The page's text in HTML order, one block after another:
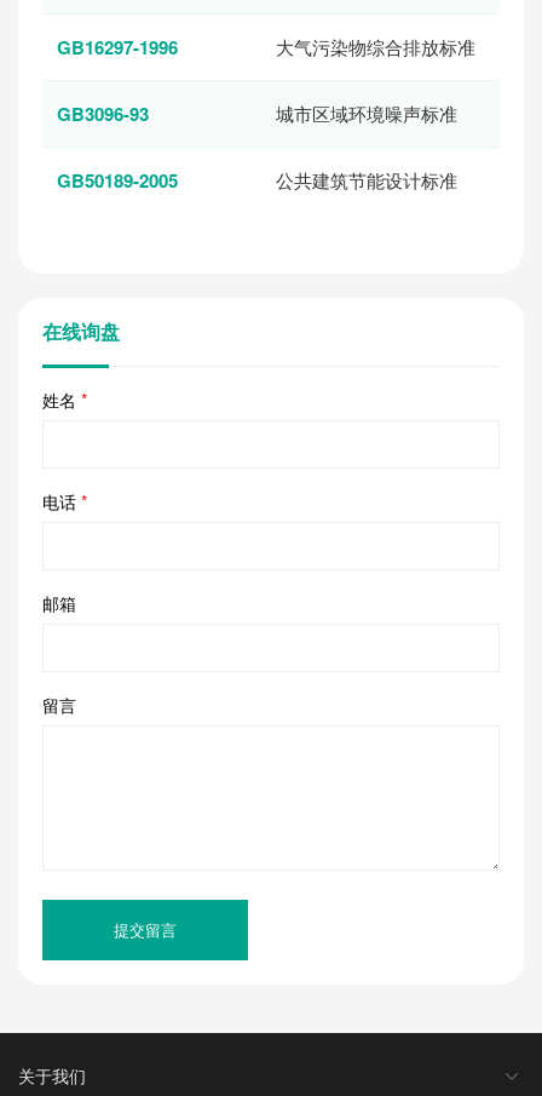
GB16297-1996 大气污染物综合排放标准
GB3096-93 城市区域环境噪声标准
GB50189-2005 公共建筑节能设计标准
在线询盘
姓名 *
电话 *
邮箱
留言
提交留言
关于我们